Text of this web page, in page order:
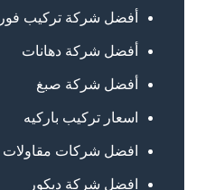
أفضل شركة تركيب
أفضل شركة دهانات
أفضل شركة صبغ
اسعار تركيب باركيه
افضل شركات مقاولات
افضل شركة ديكور